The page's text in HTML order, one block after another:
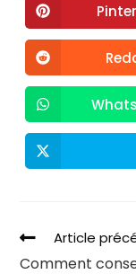
Article
Comment